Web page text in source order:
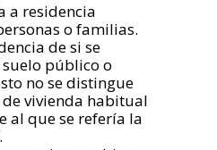
a residencia
o familias.
de si se
público o
no se distingue
vivienda habitual
al que se refería la